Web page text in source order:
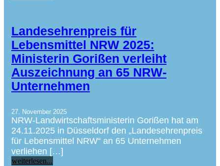
Landesehrenpreis für
Lebensmittel NRW 2025:
Ministerin Gorißen verleiht
Auszeichnung an 65 NRW-
Unternehmen
27. November 2025
NRW-Landwirtschaftsministerin Gorißen hat am
24.11.2025 in Düsseldorf den „Landesehrenpreis
für Lebensmittel NRW“ an 65 Unternehmen
verliehen […]
weiterlesen...